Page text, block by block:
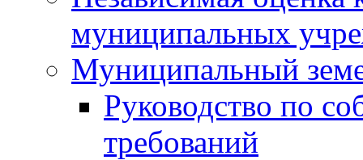
муниципальных
Муниципальный
Руководство по
требований